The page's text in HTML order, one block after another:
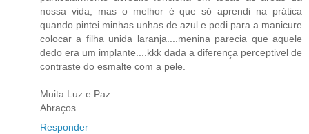
nossa vida, mas o melhor é que só aprendi na prática
quando pintei minhas unhas de azul e pedi para a manicure
colocar a filha unida laranja....menina parecia que aquele
dedo era um implante....kkk dada a diferença perceptivel de
contraste do esmalte com a pele.
Muita Luz e Paz
Abraços
Responder